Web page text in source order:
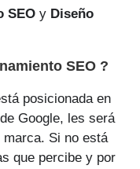
SEO y Diseño
SEO ?
posicionada en
Google, les será
Si no está
que percibe y por